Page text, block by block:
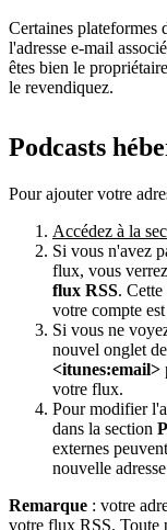
Certaines plateformes
l'adresse e-mail
êtes bien le
le revendiquez.
Podcasts
Pour ajouter votre
Accédez à la
Si vous n'avez
flux, vous
flux RSS.
votre compte
Si vous ne
nouvel onglet
<itunes:email>
votre flux.
Pour modifier
dans la section
externes
nouvelle
Remarque : votre
votre flux RSS. Toute